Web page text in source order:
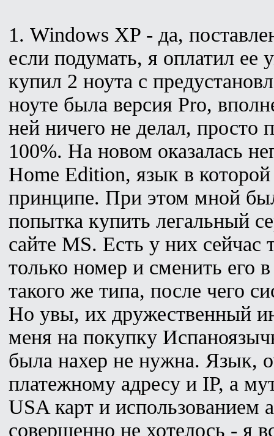
1. Windows XP - да,
если подумать, я оплатил
купил 2 ноута с
ноуте была версия Pro,
ней ничего не делал, просто
100%. На новом оказалась
Home Edition, язык в
принципе. При этом мной
попытка купить легальный
сайте MS. Есть у них сейчас
только номер и сменить его
такого же типа, после чего
Но увы, их дружественный
меня на покупку
была нахер не нужна. Язык,
платежному адресу и IP, а
USA карт и использованием
совершенно не хотелось - я